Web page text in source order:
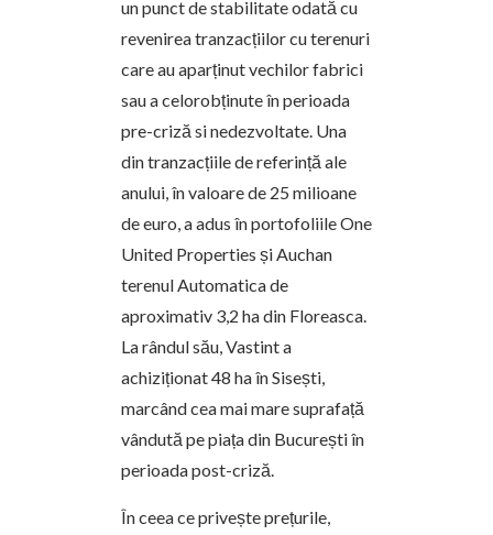
un punct de stabilitate odată cu
revenirea tranzacțiilor cu terenuri
care au aparținut vechilor fabrici
sau a celorobținute în perioada
pre-criză si nedezvoltate. Una
din tranzacțiile de referință ale
anului, în valoare de 25 milioane
de euro, a adus în portofoliile One
United Properties și Auchan
terenul Automatica de
aproximativ 3,2 ha din Floreasca.
La rândul său, Vastint a
achiziționat 48 ha în Sisești,
marcând cea mai mare suprafață
vândută pe piața din București în
perioada post-criză.
În ceea ce privește prețurile,